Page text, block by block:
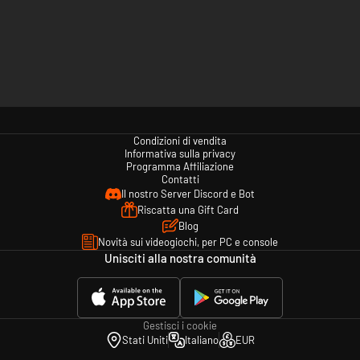
Condizioni di vendita
Informativa sulla privacy
Programma Affiliazione
Contatti
Il nostro Server Discord e Bot
Riscatta una Gift Card
Blog
Novità sui videogiochi, per PC e console
Unisciti alla nostra comunità
Gestisci i cookie
Stati Uniti
Italiano EUR